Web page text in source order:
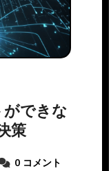
できな
策
0 コメント